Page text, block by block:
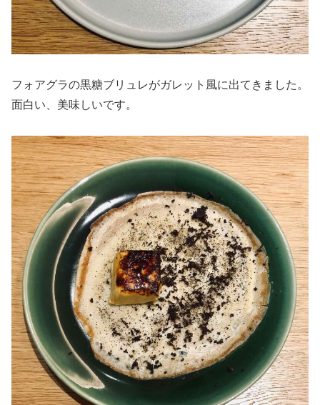
フォアグラの黒糖ブリュレがガレット風に出てきました。
面白い、美味しいです。